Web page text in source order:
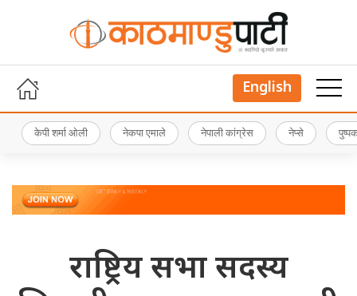
English
केपी शर्मा ओली नेकपा एमाले नेपाली कांग्रेस नेप्से
राष्ट्रिय सभा सदस्य